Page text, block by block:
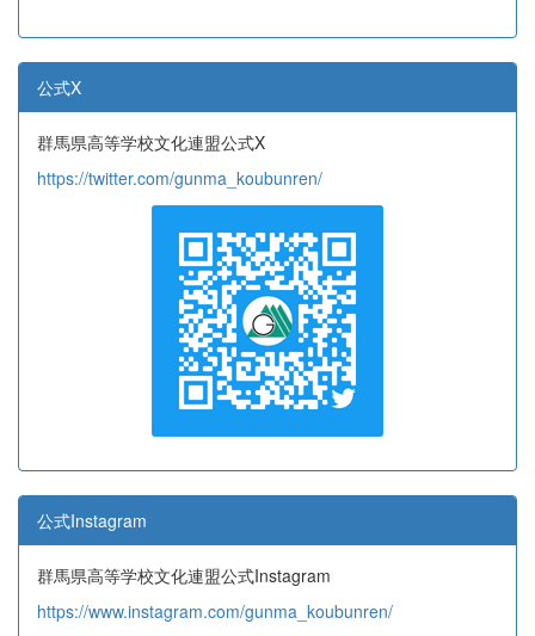
公式X
群馬県高等学校文化連盟公式X
https://twitter.com/gunma_koubunren/
公式Instagram
群馬県高等学校文化連盟公式Instagram
https://www.instagram.com/gunma_koubunren/